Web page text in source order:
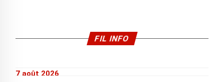
FIL INFO
7 août 2026